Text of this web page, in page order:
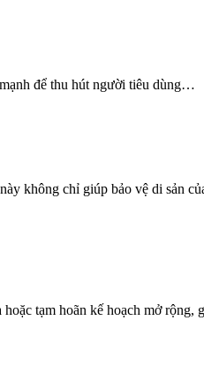
để thu hút người tiêu dùng…
không chỉ giúp bảo vệ di sản
tạm hoãn kế hoạch mở rộng,